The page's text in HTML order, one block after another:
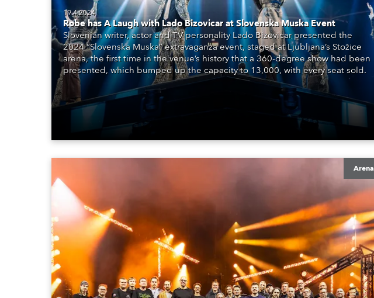
19.4.2024
Robe has A Laugh with Lado Bizovicar at Slovenska Muska Event
Slovenian writer, actor and TV personality Lado Bizovicar presented the
2024 “Slovenska Muska” extravaganza event, staged at Ljubljana’s Stožice
arena, the first time in the venue’s history that a 360-degree show had been
presented, which bumped up the capacity to 13,000, with every seat sold.
Arena